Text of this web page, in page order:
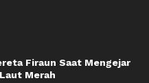
Firaun Saat Mengejar
Merah